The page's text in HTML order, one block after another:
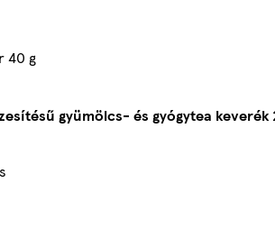
40 g
gyümölcs- és gyógytea